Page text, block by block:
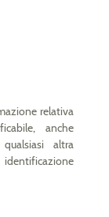
relativa
anche
altra